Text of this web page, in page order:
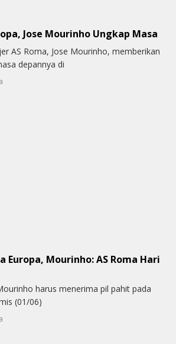
Jose Mourinho Ungkap Masa
AS Roma, Jose Mourinho, memberikan
depannya di
Europa, Mourinho: AS Roma Hari
harus menerima pil pahit pada
(01/06)